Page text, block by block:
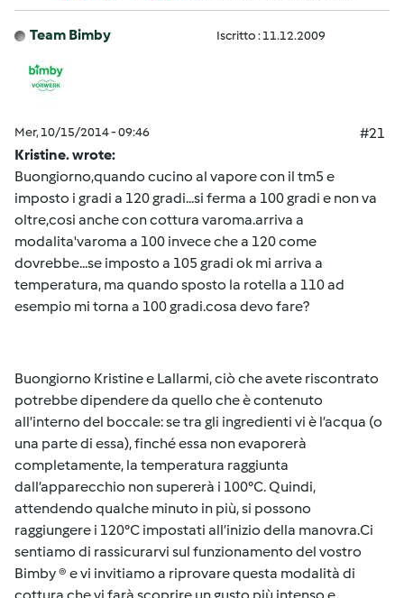
Team Bimby Iscritto : 11.12.2009
Mer, 10/15/2014 - 09:46
#21
Kristine. wrote:
Buongiorno,quando cucino al vapore con il tm5 e
imposto i gradi a 120 gradi...si ferma a 100 gradi e non va
oltre,cosi anche con cottura varoma.arriva a
modalita'varoma a 100 invece che a 120 come
dovrebbe...se imposto a 105 gradi ok mi arriva a
temperatura, ma quando sposto la rotella a 110 ad
esempio mi torna a 100 gradi.cosa devo fare?
Buongiorno Kristine e Lallarmi, ciò che avete riscontrato
potrebbe dipendere da quello che è contenuto
all’interno del boccale: se tra gli ingredienti vi è l’acqua (o
una parte di essa), finché essa non evaporerà
completamente, la temperatura raggiunta
dall’apparecchio non supererà i 100°C. Quindi,
attendendo qualche minuto in più, si possono
raggiungere i 120°C impostati all’inizio della manovra.Ci
sentiamo di rassicurarvi sul funzionamento del vostro
Bimby ® e vi invitiamo a riprovare questa modalità di